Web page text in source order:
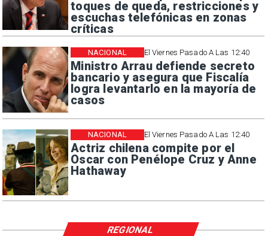
toques de queda, restricciones y
escuchas telefónicas en zonas
críticas
El Viernes Pasado A Las 12:40
Ministro Arrau defiende secreto
bancario y asegura que Fiscalía
logra levantarlo en la mayoría de
casos
NACIONAL
El Viernes Pasado A Las 12:40
Actriz chilena compite por el
Oscar con Penélope Cruz y Anne
Hathaway
NACIONAL
REGIONAL